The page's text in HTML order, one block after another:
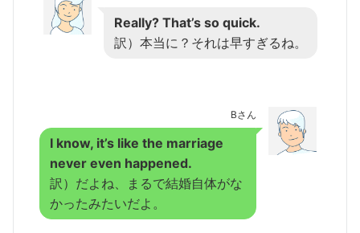
Really? That’s so quick.
訳）本当に？それは早すぎるね。
Bさん
I know, it’s like the marriage
never even happened.
訳）だよね、まるで結婚自体がな
かったみたいだよ。